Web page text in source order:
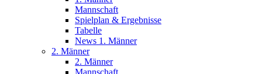
Mannschaft
Spielplan & Ergebnisse
Tabelle
News 1. Männer
2. Männer
2. Männer